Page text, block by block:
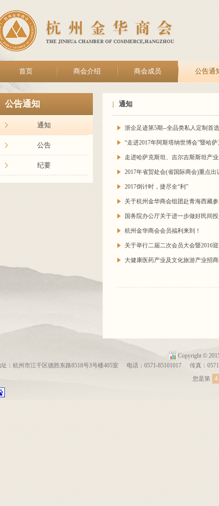
首页 商会介绍 商会成员 公告通
公告通知
通知
公告
纪要
通知
浙企足迹第5期--全品类私人定制首
“走进2017年阿斯塔纳世博会”暨哈
走进哈萨克斯坦、吉尔吉斯斯坦产
2017年省贸处会(省国际商会)重点出
2017倒计时，捷尽全“利”
关于杭州金华商会组团赴青海西藏
国务院办公厅关于进一步做好民间
杭州金华商会会员福利来到！
关于举行二届二次会员大会暨2016
大健康医药产业及文化旅游产业招
Copyright ©
：杭州市江干区德胜东路8518号3号楼405室
电话：0571-85101017
传真：
您是第
4